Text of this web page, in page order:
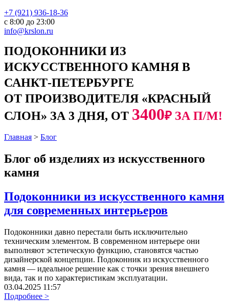
+7 (921) 936-18-36
с 8:00 до 23:00
info@krslon.ru
ПОДОКОННИКИ ИЗ
ИСКУССТВЕННОГО КАМНЯ В
САНКТ-ПЕТЕРБУРГЕ
ОТ ПРОИЗВОДИТЕЛЯ «КРАСНЫЙ
СЛОН» ЗА 3 ДНЯ, ОТ 3400₽ ЗА П/М!
Главная > Блог
Блог об изделиях из искусственного
камня
Подоконники из искусственного камня
для современных интерьеров
Подоконники давно перестали быть исключительно
техническим элементом. В современном интерьере они
выполняют эстетическую функцию, становятся частью
дизайнерской концепции. Подоконник из искусственного
камня — идеальное решение как с точки зрения внешнего
вида, так и по характеристикам эксплуатации.
03.04.2025 11:57
Подробнее >